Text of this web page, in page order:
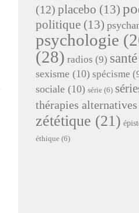
(12) placebo (13)
politique (13)
psychologie
(28) radios (9) santé
sexisme (10) spécisme
sociale (10) série (6)
thérapies alternatives
zététique (21)
éthique (6)